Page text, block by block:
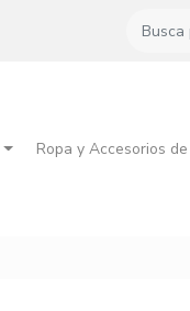
Ropa y Accesorios